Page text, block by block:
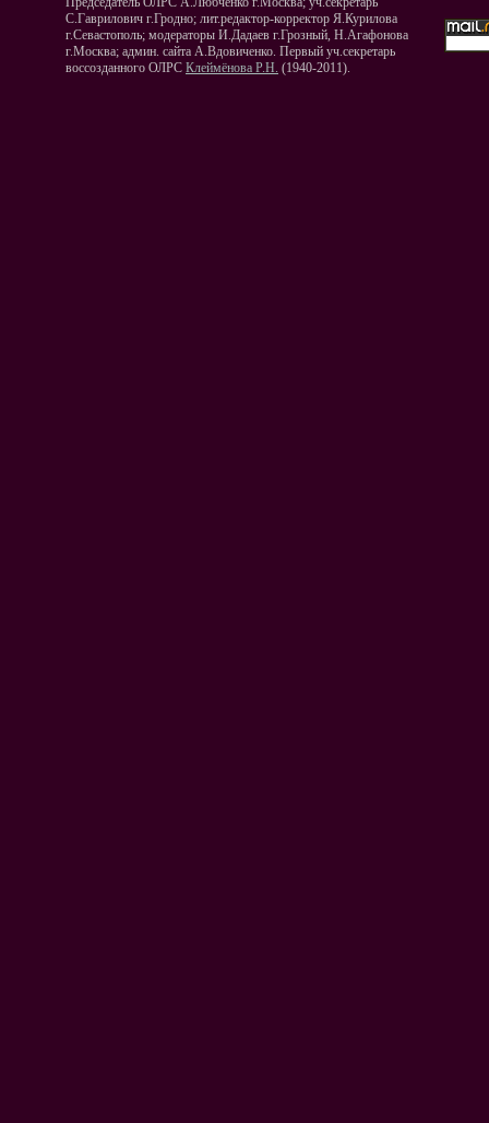
С.Гаврилович г.Гродно; лит.редактор-корректор Я.Курилова
г.Севастополь; модераторы И.Дадаев г.Грозный, Н.Агафонова
г.Москва; админ. сайта А.Вдовиченко. Первый уч.секретарь
воссозданного ОЛРС Клеймёнова Р.Н. (1940-2011).